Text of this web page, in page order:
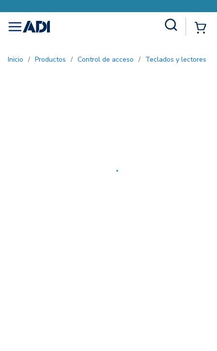
menu
Inicio / Productos / Control de acceso / Teclados y lectores